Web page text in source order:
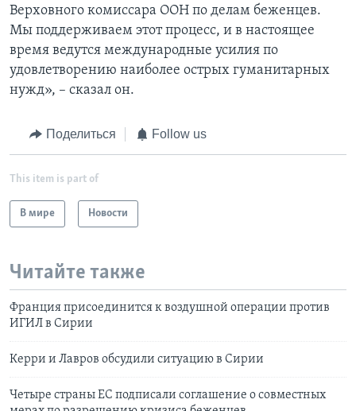
Верховного комиссара ООН по делам беженцев.
Мы поддерживаем этот процесс, и в настоящее
время ведутся международные усилия по
удовлетворению наиболее острых гуманитарных
нужд», – сказал он.
Поделиться Follow us
This item is part of
В мире Новости
Читайте также
Франция присоединится к воздушной операции против
ИГИЛ в Сирии
Керри и Лавров обсудили ситуацию в Сирии
Четыре страны ЕС подписали соглашение о совместных